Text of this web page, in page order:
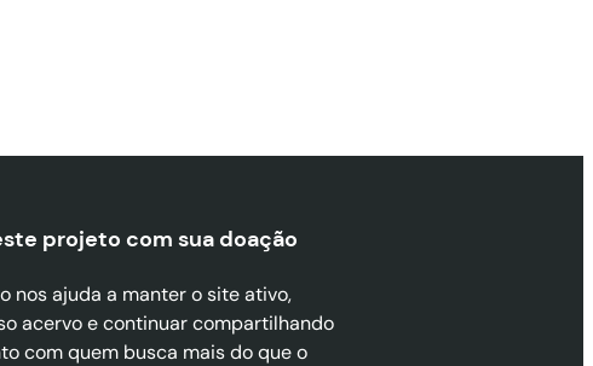
projeto com sua doação
nos ajuda a manter o site ativo,
acervo e continuar compartilhando
com quem busca mais do que o